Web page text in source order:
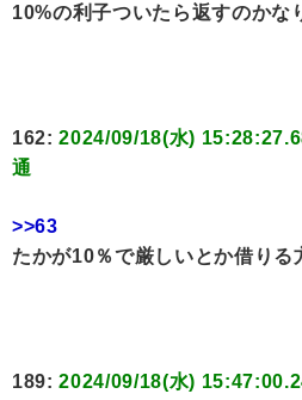
10%の利子ついたら返すのかな
162:2024/09/18(水)
通
>>63
たかが10％で厳しいとか借りる
189:2024/09/18(水)